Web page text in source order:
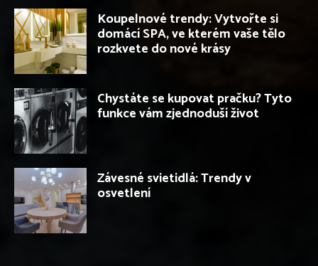
Koupelnové trendy: Vytvořte si
domácí SPA, ve kterém vaše tělo
rozkvete do nové krásy
Chystáte se kupovat pračku? Tyto
funkce vám zjednoduší život
Závesné svietidlá: Trendy v
osvetlení